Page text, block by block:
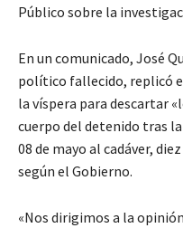
Público sobre la
En un comunicado, José
político fallecido, replicó
la víspera para descartar
cuerpo del detenido tras
08 de mayo al cadáver,
según el Gobierno.
«Nos dirigimos a la